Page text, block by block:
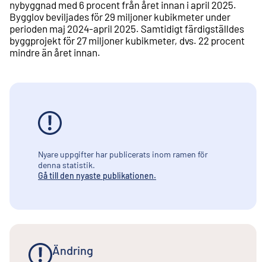
nybyggnad med 6 procent från året innan i april 2025.
Bygglov beviljades för 29 miljoner kubikmeter under
perioden maj 2024-april 2025. Samtidigt färdigställdes
byggprojekt för 27 miljoner kubikmeter, dvs. 22 procent
mindre än året innan.
Nyare uppgifter har publicerats inom ramen för
denna statistik.
Gå till den nyaste publikationen.
Ändring